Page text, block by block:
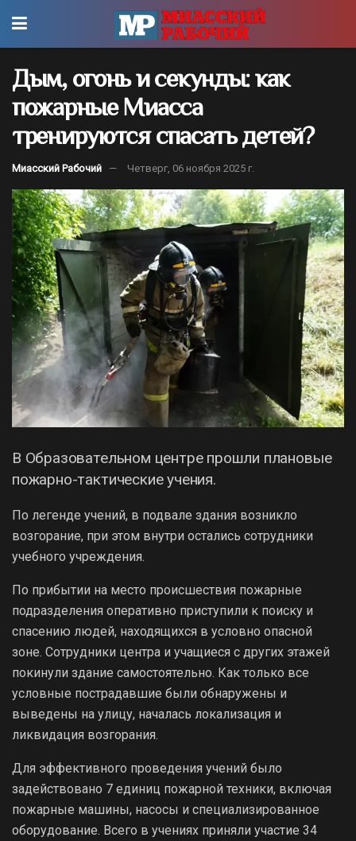
Дым, огонь и секунды: как
пожарные Миасса
тренируются спасать детей?
Миасский Рабочий Четверг, 06 ноября 2025 г.
В Образовательном центре прошли плановые
пожарно-тактические учения.
По легенде учений, в подвале здания возникло
возгорание, при этом внутри остались сотрудники
учебного учреждения.
По прибытии на место происшествия пожарные
подразделения оперативно приступили к поиску и
спасению людей, находящихся в условно опасной
зоне. Сотрудники центра и учащиеся с других этажей
покинули здание самостоятельно. Как только все
условные пострадавшие были обнаружены и
выведены на улицу, началась локализация и
ликвидация возгорания.
Для эффективного проведения учений было
задействовано 7 единиц пожарной техники, включая
пожарные машины, насосы и специализированное
оборудование. Всего в учениях приняли участие 34